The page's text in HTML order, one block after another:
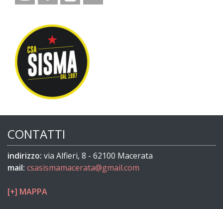
CONTATTI
indirizzo: via Alfieri, 8 - 62100 Macerata
mail: csasismamacerata@gmail.com
[+] MAPPA